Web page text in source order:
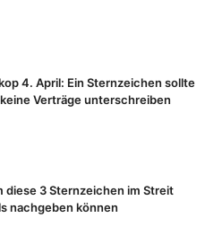
4. April: Ein Sternzeichen sollte
Verträge unterschreiben
diese 3 Sternzeichen im Streit
nachgeben können